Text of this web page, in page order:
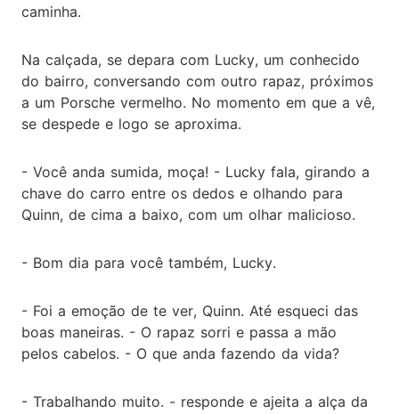
caminha.
Na calçada, se depara com Lucky, um conhecido
do bairro, conversando com outro rapaz, próximos
a um Porsche vermelho. No momento em que a vê,
se despede e logo se aproxima.
- Você anda sumida, moça! - Lucky fala, girando a
chave do carro entre os dedos e olhando para
Quinn, de cima a baixo, com um olhar malicioso.
- Bom dia para você também, Lucky.
- Foi a emoção de te ver, Quinn. Até esqueci das
boas maneiras. - O rapaz sorri e passa a mão
pelos cabelos. - O que anda fazendo da vida?
- Trabalhando muito. - responde e ajeita a alça da